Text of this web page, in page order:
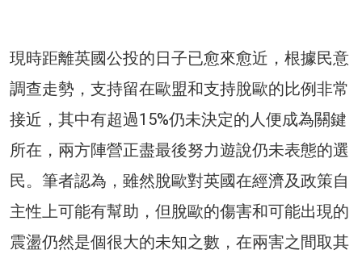
現時距離英國公投的日子已愈來愈近，根據民意
調查走勢，支持留在歐盟和支持脫歐的比例非常
接近，其中有超過15%仍未決定的人便成為關鍵
所在，兩方陣營正盡最後努力遊說仍未表態的選
民。筆者認為，雖然脫歐對英國在經濟及政策自
主性上可能有幫助，但脫歐的傷害和可能出現的
震盪仍然是個很大的未知之數，在兩害之間取其